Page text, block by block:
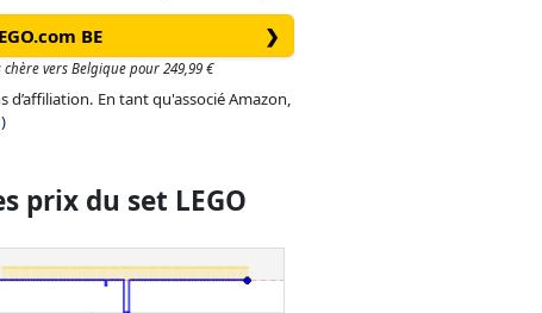
détaillé inclut des bâtiments
décorées, une allée
magasin de musique sur 2
meublé avec salle de bain, et
plantes et un pigeonnier.
ce modèle au design modulaire
accès facile à l’intérieur.
BE ❯
vers Belgique pour 249,99 €
d’affiliation. En tant qu'associé Amazon,
)
prix du set LEGO